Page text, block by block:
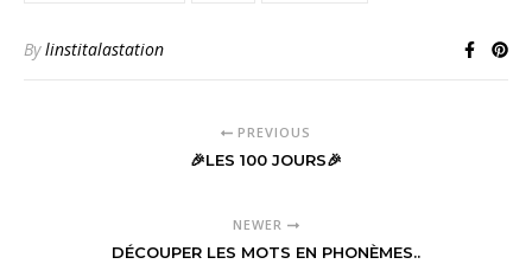
Bylinstitalastation
PREVIOUS
🎉LES 100 JOURS🎉
NEWER
DÉCOUPER LES MOTS EN PHONÈMES..